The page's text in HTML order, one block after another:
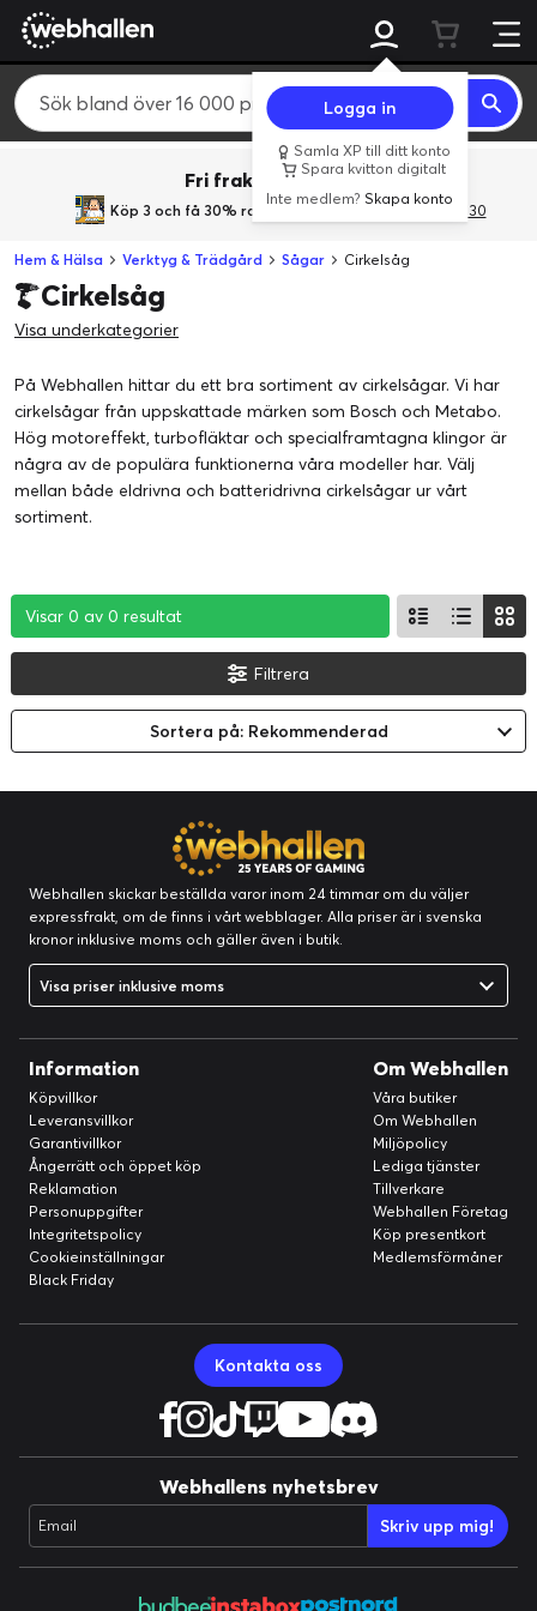
Logga in
Samla XP till ditt konto
Spara kvitton digitalt
Inte medlem?Skapa konto
Fri frakt över 800 kr.
Köp 3 och få 30% rabatt med rabattkoden 3Gives30
Hem & Hälsa Verktyg & Trädgård Sågar Cirkelsåg
Cirkelsåg
Visa underkategorier
På Webhallen hittar du ett bra sortiment av cirkelsågar. Vi har
cirkelsågar från uppskattade märken som Bosch och Metabo.
Hög motoreffekt, turbofläktar och specialframtagna klingor är
några av de populära funktionerna våra modeller har. Välj
mellan både eldrivna och batteridrivna cirkelsågar ur vårt
sortiment.
Visar 0 av 0 resultat
Visar 0 av 0 resultat
Visar 0 av 0 resultat
Filtrera
Sortera på: Rekommenderad
Webhallen skickar beställda varor inom 24 timmar om du väljer
expressfrakt, om de finns i vårt webblager. Alla priser är i svenska
kronor inklusive moms och gäller även i butik.
Visa priser inklusive moms
Information
Köpvillkor
Leveransvillkor
Garantivillkor
Ångerrätt och öppet köp
Reklamation
Personuppgifter
Integritetspolicy
Cookieinställningar
Black Friday
Om Webhallen
Våra butiker
Om Webhallen
Miljöpolicy
Lediga tjänster
Tillverkare
Webhallen Företag
Köp presentkort
Medlemsförmåner
Kontakta oss
Webhallens nyhetsbrev
Email Skriv upp mig!